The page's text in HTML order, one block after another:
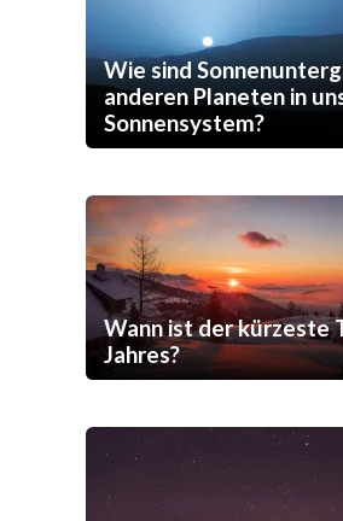
Wie sind
anderen Planeten in
Sonnensystem?
Wann ist der kürzeste
Jahres?